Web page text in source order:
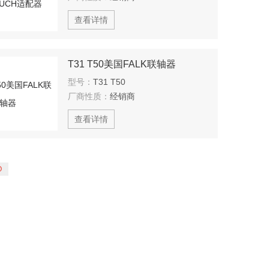
查看详情
T31 T50美国FALK联轴器
型号： T31 T50
厂商性质： 经销商
查看详情